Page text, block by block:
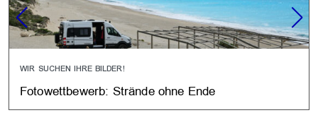
WIR SUCHEN IHRE BILDER!
Fotowettbewerb: Strände ohne Ende